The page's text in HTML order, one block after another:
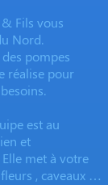
Fils vous
Nord.
pompes
réalise pour
est au
et
met à votre
, caveaux …